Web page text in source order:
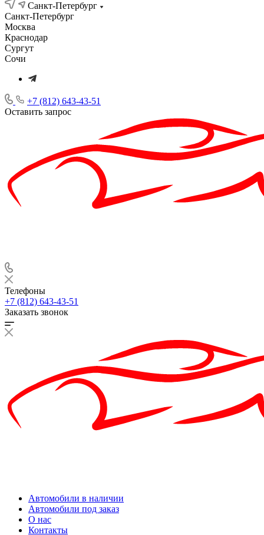
Санкт-Петербург
Санкт-Петербург
Москва
Краснодар
Сургут
Сочи
+7 (812) 643-43-51
Оставить запрос
Телефоны
+7 (812) 643-43-51
Заказать звонок
Автомобили в наличии
Автомобили под заказ
О нас
Контакты